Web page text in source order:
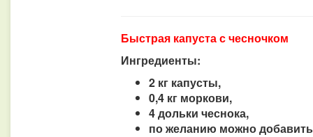
Быстрая капуста с чесночком
Ингредиенты:
2 кг капусты,
0,4 кг моркови,
4 дольки чеснока,
по желанию можно добавить